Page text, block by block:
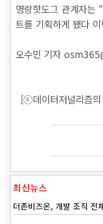
명랑핫도그 관계자는
트를 기획하게 됐다
오수민 기자
[ⓒ데이터저널리즘
최신뉴스
더존비즈온, 개발 조직